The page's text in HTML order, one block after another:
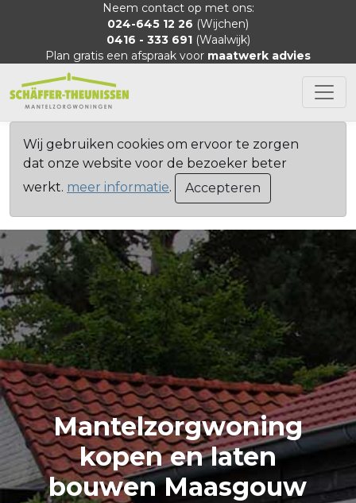
Neem contact op met ons:
024-645 12 26 (Wijchen)
0416 - 333 691(Waalwijk)
Plan gratis een afspraak voor maatwerk advies
Wij gebruiken cookies om ervoor te zorgen
dat onze website voor de bezoeker beter
werkt. meer informatie. Accepteren
Mantelzorgwoning
kopen en laten
bouwen Maasgouw